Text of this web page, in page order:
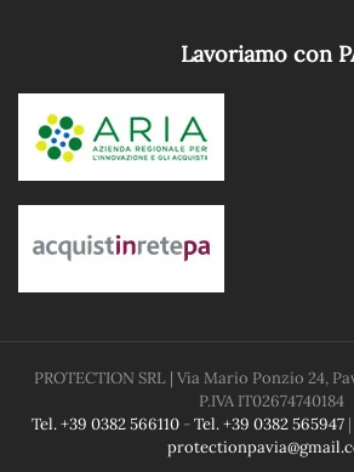
Lavoriamo con
PROTECTION SRL | Via Mario Ponzio 24,
P.IVA IT02674740184
Tel. +39 0382 566110-Tel. +39 0382 565947|